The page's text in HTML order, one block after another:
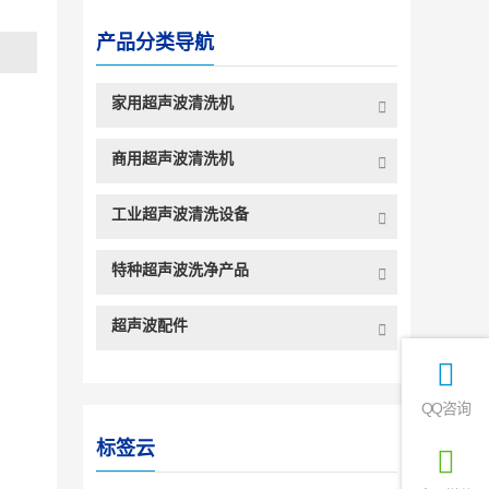
产品分类导航
家用超声波清洗机
商用超声波清洗机
工业超声波清洗设备
特种超声波洗净产品
超声波配件
标签云
QQ咨询